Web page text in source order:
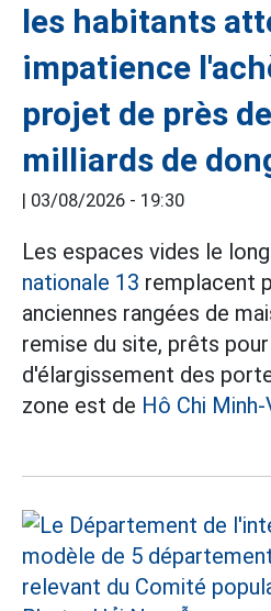
les habitants
impatience
projet de près
milliards de
| 03/08/2026 - 19:30
Les espaces vides le
nationale 13 remplacent
anciennes rangées de
remise du site, prêts
d'élargissement des
zone est de Hô Chi Minh-